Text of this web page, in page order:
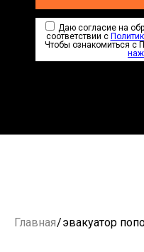
Даю согласие на
соответствии с
Чтобы ознакомиться с
Главная/эвакуатор